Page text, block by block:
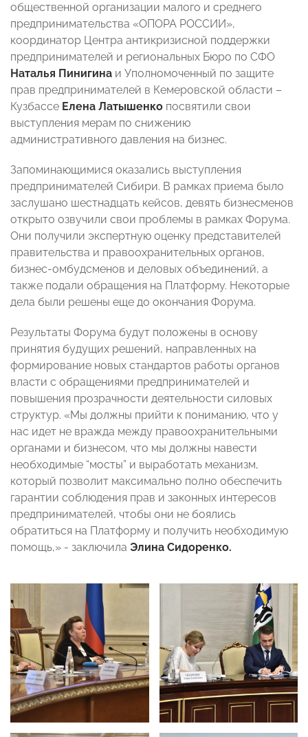
общественной организации малого и среднего
предпринимательства «ОПОРА РОССИИ»,
координатор Центра антикризисной поддержки
предпринимателей и региональных Бюро по СФО
Наталья Пинигина и Уполномоченный по защите
прав предпринимателей в Кемеровской области –
Кузбассе Елена Латышенко посвятили свои
выступления мерам по снижению
административного давления на бизнес.
Запоминающимися оказались выступления
предпринимателей Сибири. В рамках приема было
заслушано шестнадцать кейсов, девять бизнесменов
открыто озвучили свои проблемы в рамках Форума.
Они получили экспертную оценку представителей
правительства и правоохранительных органов,
бизнес-омбудсменов и деловых объединений, а
также подали обращения на Платформу. Некоторые
дела были решены еще до окончания Форума.
Результаты Форума будут положены в основу
принятия будущих решений, направленных на
формирование новых стандартов работы органов
власти с обращениями предпринимателей и
повышения прозрачности деятельности силовых
структур. «Мы должны прийти к пониманию, что у
нас идет не вражда между правоохранительными
органами и бизнесом, что мы должны навести
необходимые “мосты” и выработать механизм,
который позволит максимально полно обеспечить
гарантии соблюдения прав и законных интересов
предпринимателей, чтобы они не боялись
обратиться на Платформу и получить необходимую
помощь,» - заключила Элина Сидоренко.